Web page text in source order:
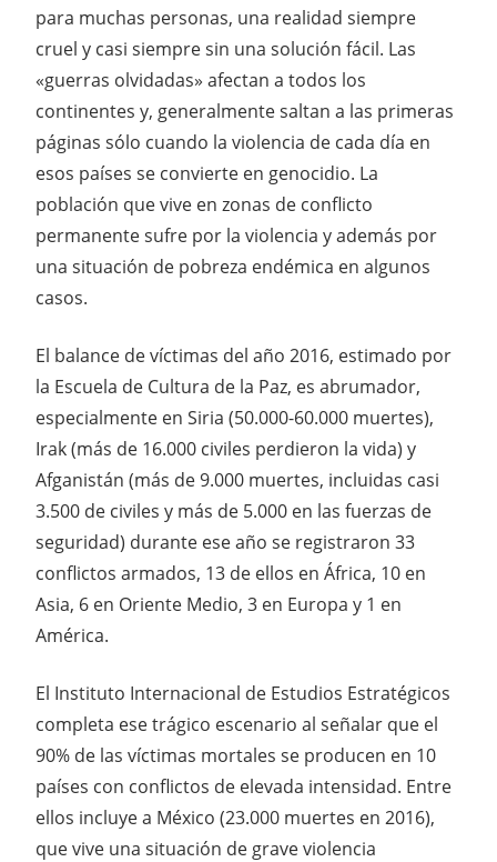
para muchas personas, una realidad siempre
cruel y casi siempre sin una solución fácil. Las
«guerras olvidadas» afectan a todos los
continentes y, generalmente saltan a las primeras
páginas sólo cuando la violencia de cada día en
esos países se convierte en genocidio. La
población que vive en zonas de conflicto
permanente sufre por la violencia y además por
una situación de pobreza endémica en algunos
casos.
El balance de víctimas del año 2016, estimado por
la Escuela de Cultura de la Paz, es abrumador,
especialmente en Siria (50.000-60.000 muertes),
Irak (más de 16.000 civiles perdieron la vida) y
Afganistán (más de 9.000 muertes, incluidas casi
3.500 de civiles y más de 5.000 en las fuerzas de
seguridad) durante ese año se registraron 33
conflictos armados, 13 de ellos en África, 10 en
Asia, 6 en Oriente Medio, 3 en Europa y 1 en
América.
El Instituto Internacional de Estudios Estratégicos
completa ese trágico escenario al señalar que el
90% de las víctimas mortales se producen en 10
países con conflictos de elevada intensidad. Entre
ellos incluye a México (23.000 muertes en 2016),
que vive una situación de grave violencia